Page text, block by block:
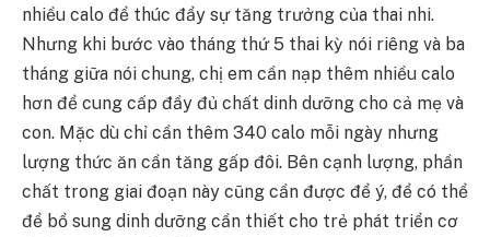
nhiều calo để thúc đẩy sự tăng trưởng của thai nhi.
Nhưng khi bước vào tháng thứ 5 thai kỳ nói riêng và ba
tháng giữa nói chung, chị em cần nạp thêm nhiều calo
hơn để cung cấp đầy đủ chất dinh dưỡng cho cả mẹ và
con. Mặc dù chỉ cần thêm 340 calo mỗi ngày nhưng
lượng thức ăn cần tăng gấp đôi. Bên cạnh lượng, phần
chất trong giai đoạn này cũng cần được để ý, để có thể
để bổ sung dinh dưỡng cần thiết cho trẻ phát triển cơ